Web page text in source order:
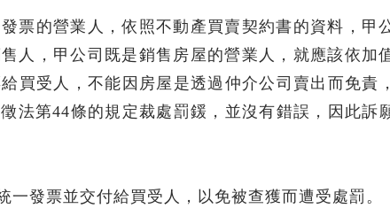
票的營業人，依照不動產買賣契約書的資料，甲
人，甲公司既是銷售房屋的營業人，就應該依加
買受人，不能因房屋是透過仲介公司賣出而免責
法第44條的規定裁處罰鍰，並沒有錯誤，因此訴
發票並交付給買受人，以免被查獲而遭受處罰。